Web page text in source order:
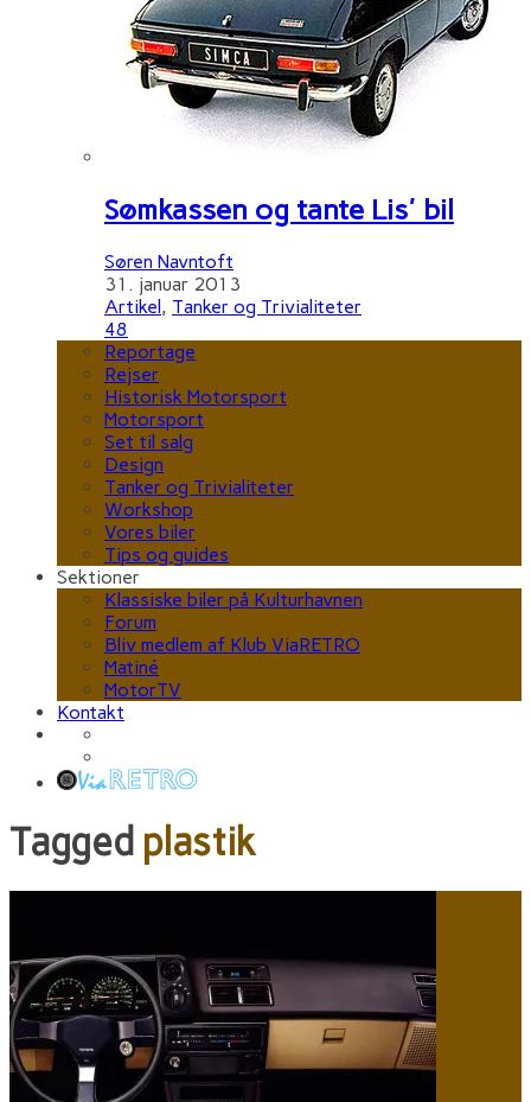
Sømkassen og tante Lis' bil
Søren Navntoft
31. januar 2013
Artikel, Tanker og Trivialiteter
48
Reportage
Rejser
Historisk Motorsport
Motorsport
Set til salg
Design
Tanker og Trivialiteter
Workshop
Vores biler
Tips og guides
Sektioner
Klassiske biler på Kulturhavnen
Forum
Bliv medlem af Klub ViaRETRO
Matiné
MotorTV
Kontakt
Tagged plastik